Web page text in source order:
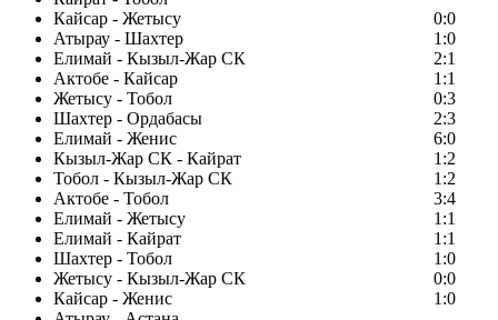
Кайсар - Жетысу
0:0
Атырау - Шахтер
1:0
Елимай - Кызыл-Жар СК
2:1
Актобе - Кайсар
1:1
Жетысу - Тобол
0:3
Шахтер - Ордабасы
2:3
Елимай - Женис
6:0
Кызыл-Жар СК - Кайрат
1:2
Тобол - Кызыл-Жар СК
1:2
Актобе - Тобол
3:4
Елимай - Жетысу
1:1
Елимай - Кайрат
1:1
Шахтер - Тобол
1:0
Жетысу - Кызыл-Жар СК
0:0
Кайсар - Женис
1:0